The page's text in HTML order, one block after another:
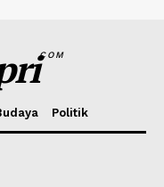
COM
Politik